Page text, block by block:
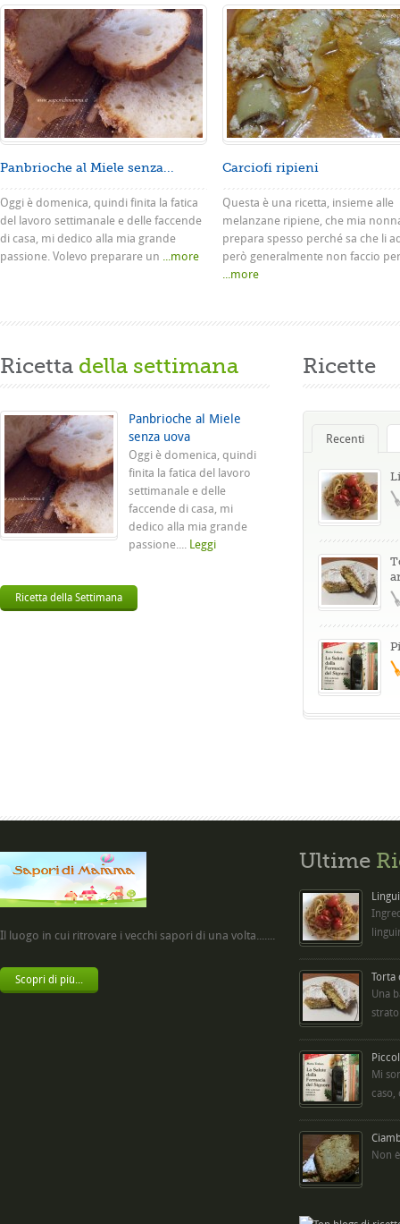
Panbrioche al Miele senza...
Oggi è domenica, quindi finita la fatica
del lavoro settimanale e delle faccende
di casa, mi dedico alla mia grande
passione. Volevo preparare un ...more
Carciofi ripieni
Questa è una ricetta, insieme alle
melanzane ripiene, che mia
prepara spesso perché sa che li
però generalmente non faccio
...more
Ricetta della settimana
Panbrioche al Miele
senza uova
Oggi è domenica, quindi
finita la fatica del lavoro
settimanale e delle
faccende di casa, mi
dedico alla mia grande
passione.... Leggi
Ricetta della Settimana
Ricette
Recenti
Il luogo in cui ritrovare i vecchi sapori di una volta.......
Scopri di più...
Ultime
Torta
Una
Mi
caso,
Non